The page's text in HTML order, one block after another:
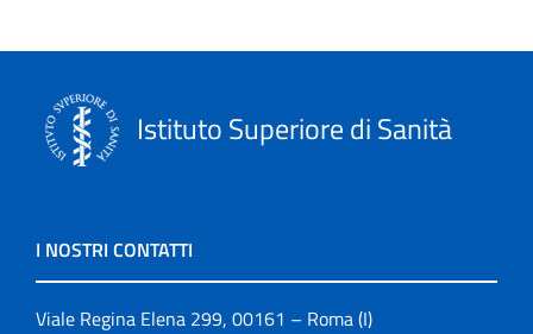
Istituto Superiore di Sanità
I NOSTRI CONTATTI
Viale Regina Elena 299, 00161 – Roma (I)